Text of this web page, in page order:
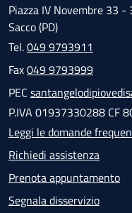
Piazza IV Novembre 33
Sacco (PD)
Tel.049 9793911
Fax049 9793999
PEC
P.IVA 01937330288 CF
Leggi le domande
Richiedi assistenza
Prenota appuntamento
Segnala disservizio